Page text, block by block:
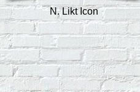
N. Likt Icon